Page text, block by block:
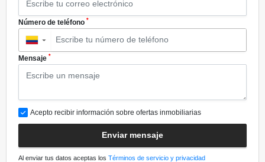
Número de teléfono *
▼
Mensaje *
Acepto recibir información sobre ofertas inmobiliarias
Enviar mensaje
Al enviar tus datos aceptas los Términos de servicio y privacidad